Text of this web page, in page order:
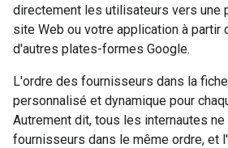
directement les utilisateurs vers une
site Web ou votre application à partir
d'autres plates-formes Google.
L'ordre des fournisseurs dans la
personnalisé et dynamique pour
Autrement dit, tous les internautes
fournisseurs dans le même ordre, et